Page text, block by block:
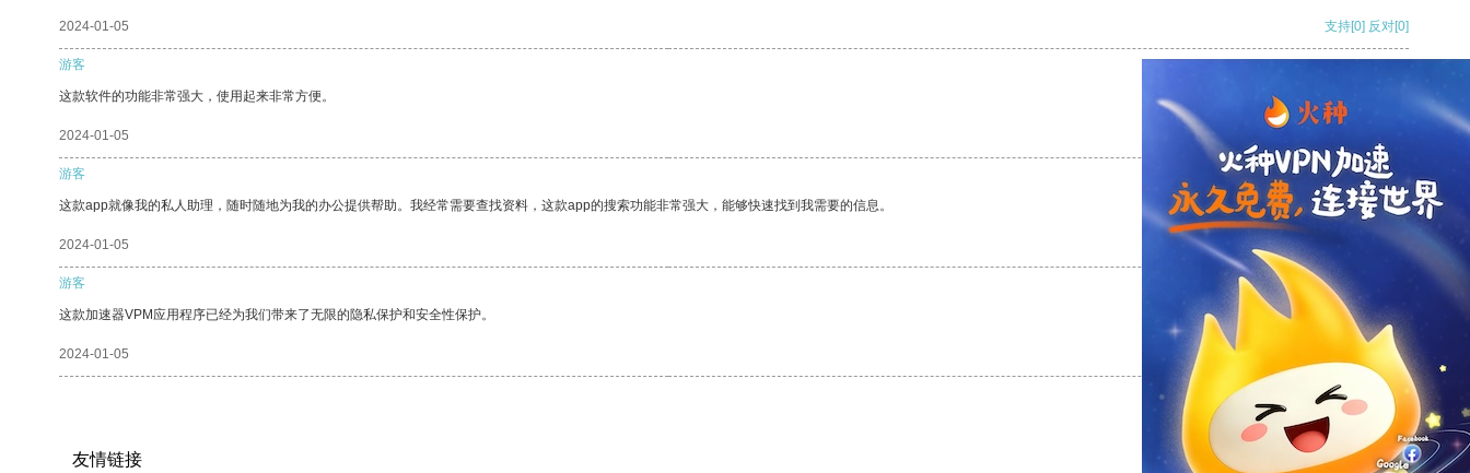
2024-01-05 支持[0] 反对[0]
游客
这款软件的功能非常强大，使用起来非常方便。
2024-01-05
游客
这款app就像我的私人助理，随时随地为我的办公提供帮助。我经常需要查找资料，这款app的搜索功能非常强大，能够快速找到我需要的信息。
2024-01-05 反对
游客
这款加速器VPM应用程序已经为我们带来了无限的隐私保护和安全性保护。
2024-01-05 反对[0]
友情链接